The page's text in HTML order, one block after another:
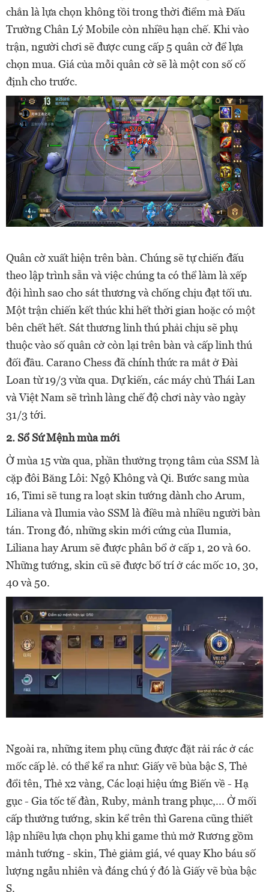
chắn là lựa chọn không tồi trong thời điểm mà Đấu
Trường Chân Lý Mobile còn nhiều hạn chế. Khi vào
trận, người chơi sẽ được cung cấp 5 quân cờ để lựa
chọn mua. Giá của mỗi quân cờ sẽ là một con số cố
định cho trước.
Quân cờ xuất hiện trên bàn. Chúng sẽ tự chiến đấu
theo lập trình sẵn và việc chúng ta có thể làm là xếp
đội hình sao cho sát thương và chống chịu đạt tối ưu.
Một trận chiến kết thúc khi hết thời gian hoặc có một
bên chết hết. Sát thương linh thú phải chịu sẽ phụ
thuộc vào số quân cờ còn lại trên bàn và cấp linh thú
đối đầu. Carano Chess đã chính thức ra mắt ở Đài
Loan từ 19/3 vừa qua. Dự kiến, các máy chủ Thái Lan
và Việt Nam sẽ trình làng chế độ chơi này vào ngày
31/3 tới.
2. Sổ Sứ Mệnh mùa mới
Ở mùa 15 vừa qua, phần thưởng trọng tâm của SSM là
cặp đôi Băng Lôi: Ngộ Không và Qi. Bước sang mùa
16, Timi sẽ tung ra loạt skin tướng dành cho Arum,
Liliana và Ilumia vào SSM là điều mà nhiều người bàn
tán. Trong đó, những skin mới cứng của Ilumia,
Liliana hay Arum sẽ được phân bổ ở cấp 1, 20 và 60.
Những tướng, skin cũ sẽ được bố trí ở các mốc 10, 30,
40 và 50.
Ngoài ra, những item phụ cũng được đặt rải rác ở các
mốc cấp lẻ. có thể kể ra như: Giấy vẽ bùa bậc S, Thẻ
đổi tên, Thẻ x2 vàng, Các loại hiệu ứng Biến về - Hạ
gục - Gia tốc tế đàn, Ruby, mảnh trang phục,... Ở mối
cấp thưởng tướng, skin kể trên thì Garena cũng thiết
lập nhiều lựa chọn phụ khi game thủ mở Rương gồm
mảnh tướng - skin, Thẻ giảm giá, vé quay Kho báu số
lượng ngẫu nhiên và đáng chú ý đó là Giấy vẽ bùa bậc
S.